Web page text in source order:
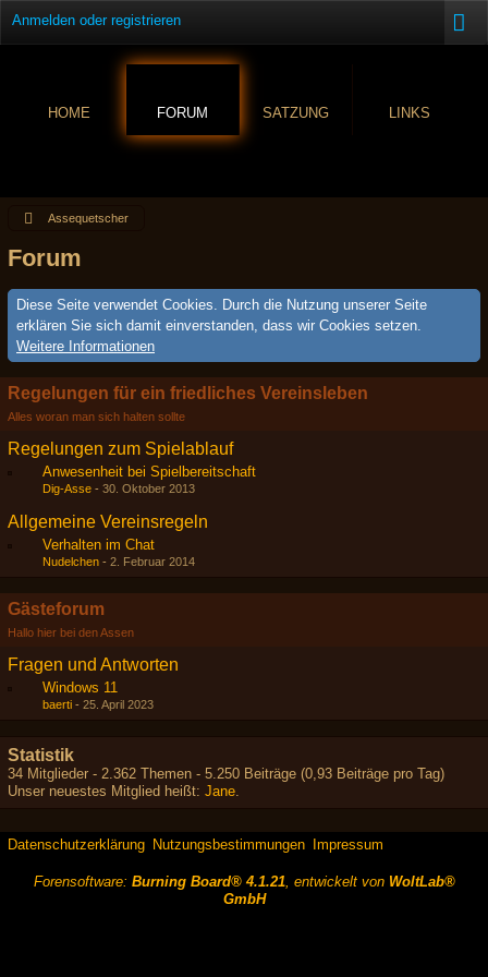
Anmelden oder registrieren
HOME FORUM SATZUNG LINKS
Assequetscher
Forum
Diese Seite verwendet Cookies. Durch die Nutzung unserer Seite
erklären Sie sich damit einverstanden, dass wir Cookies setzen.
Weitere Informationen
Regelungen für ein friedliches Vereinsleben
Alles woran man sich halten sollte
Regelungen zum Spielablauf
Anwesenheit bei Spielbereitschaft
Dig-Asse - 30. Oktober 2013
Allgemeine Vereinsregeln
Verhalten im Chat
Nudelchen - 2. Februar 2014
Gästeforum
Hallo hier bei den Assen
Fragen und Antworten
Windows 11
baerti - 25. April 2023
Statistik
34 Mitglieder - 2.362 Themen - 5.250 Beiträge (0,93 Beiträge pro Tag)
Unser neuestes Mitglied heißt: Jane.
Datenschutzerklärung Nutzungsbestimmungen Impressum
Forensoftware: Burning Board® 4.1.21, entwickelt von WoltLab®
GmbH